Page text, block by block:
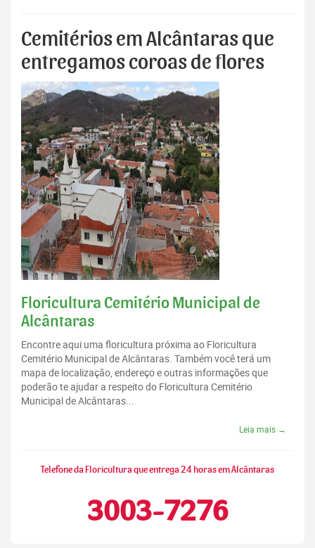
Cemitérios em Alcântaras que
entregamos coroas de flores
Floricultura Cemitério Municipal de
Alcântaras
Encontre aqui uma floricultura próxima ao Floricultura
Cemitério Municipal de Alcântaras. Também você terá um
mapa de localização, endereço e outras informações que
poderão te ajudar a respeito do Floricultura Cemitério
Municipal de Alcântaras...
Leia mais →
Telefone da Floricultura que entrega 24 horas em Alcântaras
3003-7276